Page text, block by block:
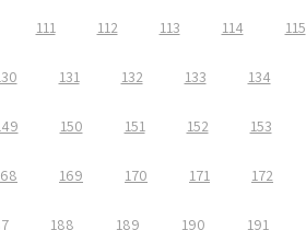
111 112 113 114 115
131 132 133 134
150 151 152 153
169 170 171 172
188 189 190 191